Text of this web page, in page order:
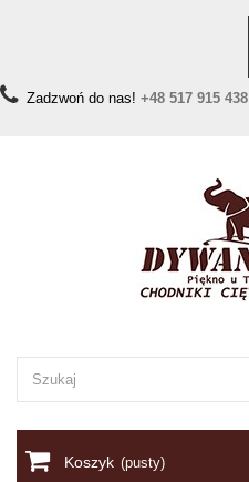
Zadzwoń do nas! +48 517 915 438
Koszyk (pusty)